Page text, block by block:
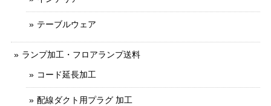
テーブルウェア
ランプ加工・フロアランプ送料
コード延長加工
配線ダクト用プラグ 加工